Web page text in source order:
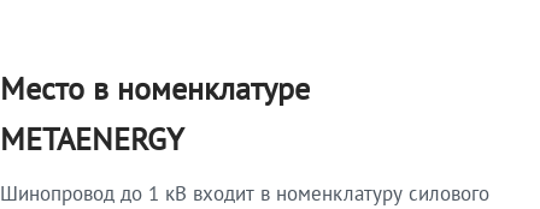
Место в номенклатуре
METAENERGY
Шинопровод до 1 кВ входит в номенклатуру силового